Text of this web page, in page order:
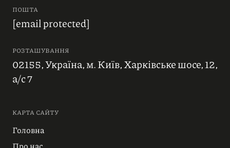
ПОШТА
[email protected]
РОЗТАШУВАННЯ
02155, Україна, м. Київ, Харківське шосе, 12,
а/с 7
КАРТА САЙТУ
Головна
Про нас